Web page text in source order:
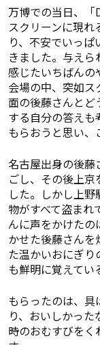
万博での当日、「
スクリーンに現
り、不安でいっ
きました。与え
感じたいちばんの
会場の中、突如
面の後藤さんと
する自分の答えも
もらおうと思い、
名古屋出身の後
ごし、その後上
した。しかし上
物がすべて盗まれ
んに声をかけた
かせた後藤さん
た温かいおにぎ
も鮮明に覚えてい
もらったのは、
り、おいしかっ
時のおむすびを